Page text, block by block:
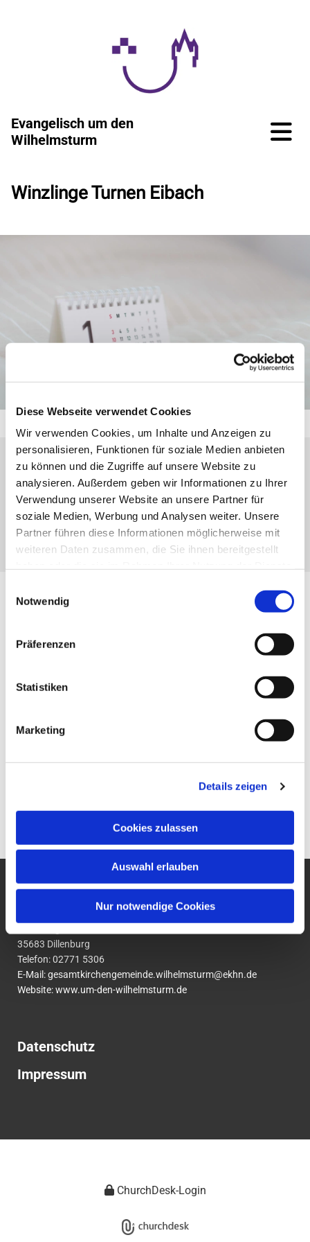
Diese Webseite verwendet Cookies
Wir verwenden Cookies, um Inhalte und Anzeigen zu
personalisieren, Funktionen für soziale Medien anbieten
zu können und die Zugriffe auf unsere Website zu
analysieren. Außerdem geben wir Informationen zu Ihrer
Verwendung unserer Website an unsere Partner für
soziale Medien, Werbung und Analysen weiter. Unsere
Partner führen diese Informationen möglicherweise mit
weiteren Daten zusammen, die Sie ihnen bereitgestellt
Notwendig
Präferenzen
Statistiken
Marketing
Details zeigen
Cookies zulassen
Auswahl erlauben
Nur notwendige Cookies
Evangelisch um den
Wilhelmsturm
Winzlinge Turnen Eibach
Dienstag, 16. November 2027, 16:15 Uhr
Eibach, Schulstraße 10, 35689 Dillenburg-
Eibach
um den Wilhelmsturm
35683 Dillenburg
Telefon:02771 5306
E-Mail:gesamtkirchengemeinde.wilhelmsturm@ekhn.de
Website: www.um-den-wilhelmsturm.de
Datenschutz
Impressum
ChurchDesk-Login